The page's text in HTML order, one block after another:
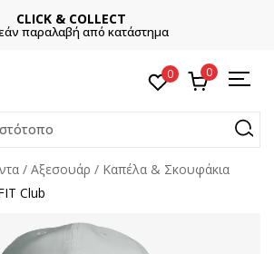
CLICK & COLLECT
παραλαβή από κατάστημα
0 0
Αξεσουάρ
Καπέλα & Σκουφάκια
Club